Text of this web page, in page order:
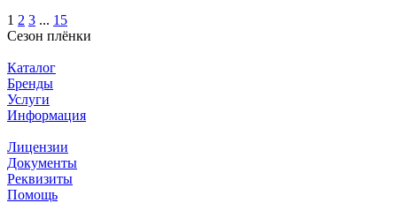
1 2 3 ... 15
Сезон плёнки
Каталог
Бренды
Услуги
Информация
Лицензии
Документы
Реквизиты
Помощь